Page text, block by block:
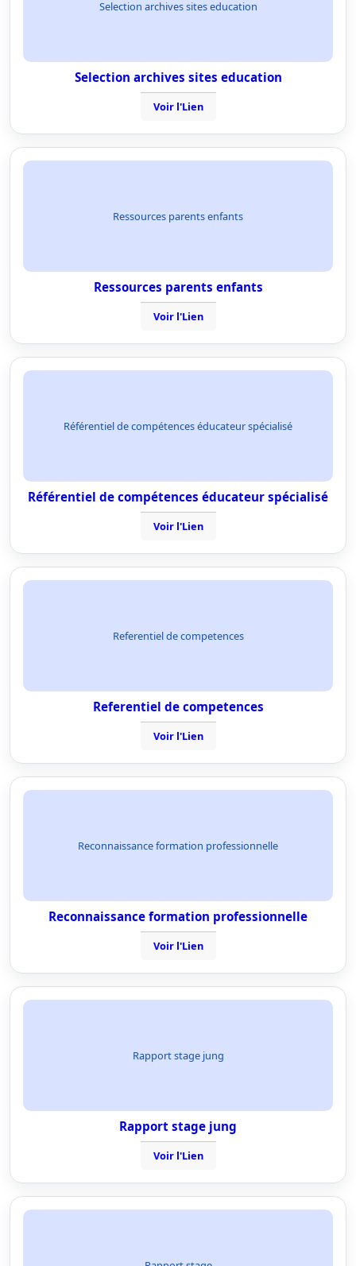
Selection archives sites education
Selection archives sites education
Voir l'Lien
Ressources parents enfants
Ressources parents enfants
Voir l'Lien
Référentiel de compétences éducateur spécialisé
Référentiel de compétences éducateur spécialisé
Voir l'Lien
Referentiel de competences
Referentiel de competences
Voir l'Lien
Reconnaissance formation professionnelle
Reconnaissance formation professionnelle
Voir l'Lien
Rapport stage jung
Rapport stage jung
Voir l'Lien